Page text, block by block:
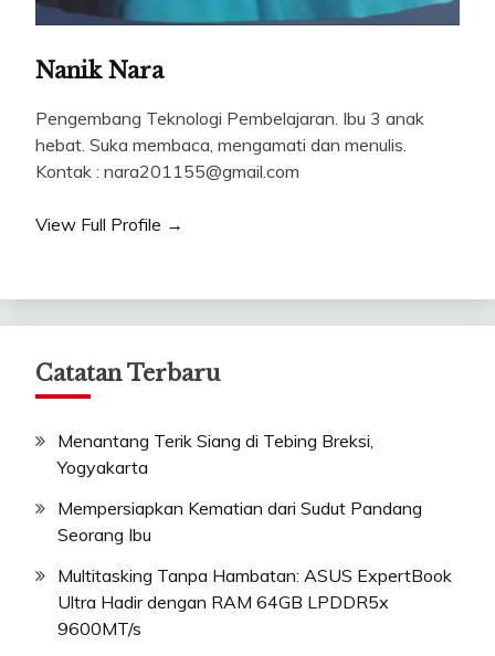
Nanik Nara
Pengembang Teknologi Pembelajaran. Ibu 3 anak
hebat. Suka membaca, mengamati dan menulis.
Kontak : nara201155@gmail.com
View Full Profile →
Catatan Terbaru
Menantang Terik Siang di Tebing Breksi,
Yogyakarta
Mempersiapkan Kematian dari Sudut Pandang
Seorang Ibu
Multitasking Tanpa Hambatan: ASUS ExpertBook
Ultra Hadir dengan RAM 64GB LPDDR5x
9600MT/s